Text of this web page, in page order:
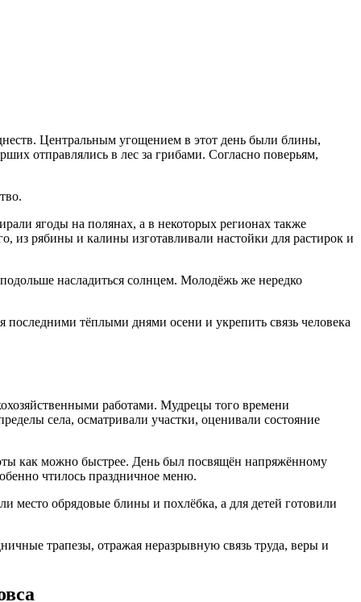
Центральным угощением в этот день были блины,
отправлялись в лес за грибами. Согласно поверьям,
ягоды на полянах, а в некоторых регионах также
из рябины и калины изготавливали настойки для растирок и
насладиться солнцем. Молодёжь же нередко
тёплыми днями осени и укрепить связь человека
работами. Мудрецы того времени
села, осматривали участки, оценивали состояние
как можно быстрее. День был посвящён напряжённому
чтилось праздничное меню.
место обрядовые блины и похлёбка, а для детей готовили
трапезы, отражая неразрывную связь труда, веры и